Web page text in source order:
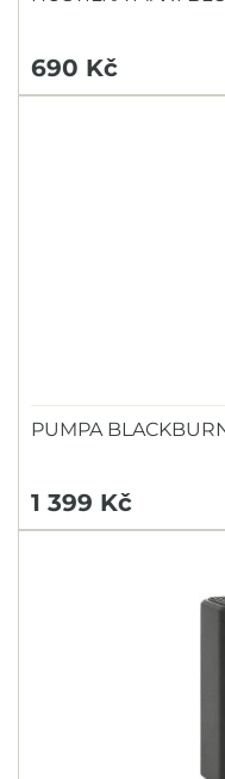
690 Kč
PUMPA
1 399 Kč